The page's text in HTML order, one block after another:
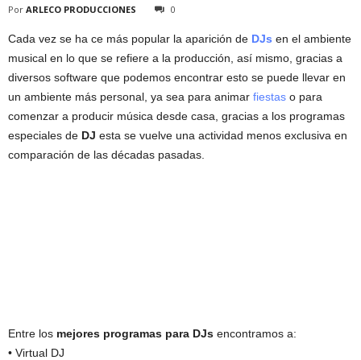
Por ARLECO PRODUCCIONES 0
Cada vez se ha ce más popular la aparición de DJs en el ambiente
musical en lo que se refiere a la producción, así mismo, gracias a
diversos software que podemos encontrar esto se puede llevar en
un ambiente más personal, ya sea para animar fiestas o para
comenzar a producir música desde casa, gracias a los programas
especiales de DJ esta se vuelve una actividad menos exclusiva en
comparación de las décadas pasadas.
Entre los mejores programas para DJs encontramos a:
• Virtual DJ